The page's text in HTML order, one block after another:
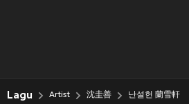
Lagu Artist 沈圭善 난설헌 蘭雪軒